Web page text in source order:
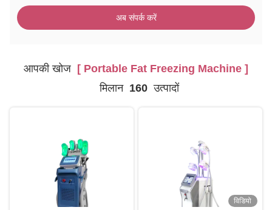
अब संपर्क करें
आपकी खोज [ Portable Fat Freezing Machine ]
मिलान 160उत्पादों
विडियो